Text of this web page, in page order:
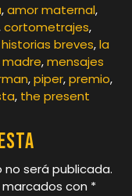
,amor maternal,
cortometrajes,
historias breves,la
madre,mensajes
,piper,premio,
, the present
será publicada.
con *